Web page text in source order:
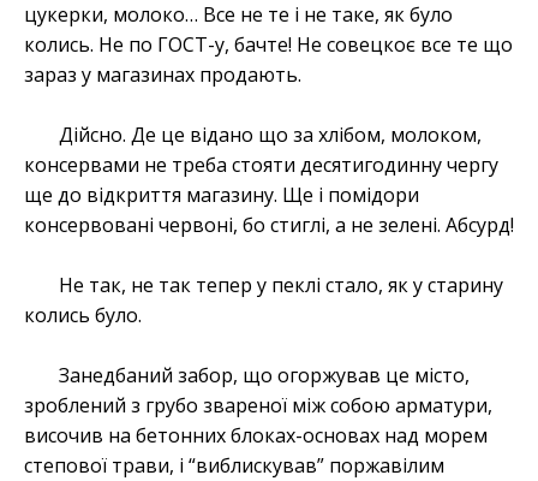
цукерки, молоко… Все не те і не таке, як було
колись. Не по ГОСТ-у, бачте! Не совецкоє все те що
зараз у магазинах продають.
Дійсно. Де це відано що за хлібом, молоком,
консервами не треба стояти десятигодинну чергу
ще до відкриття магазину. Ще і помідори
консервовані червоні, бо стиглі, а не зелені. Абсурд!
Не так, не так тепер у пеклі стало, як у старину
колись було.
Занедбаний забор, що огоржував це місто,
зроблений з грубо звареної між собою арматури,
височив на бетонних блоках-основах над морем
степової трави, і “виблискував” поржавілим